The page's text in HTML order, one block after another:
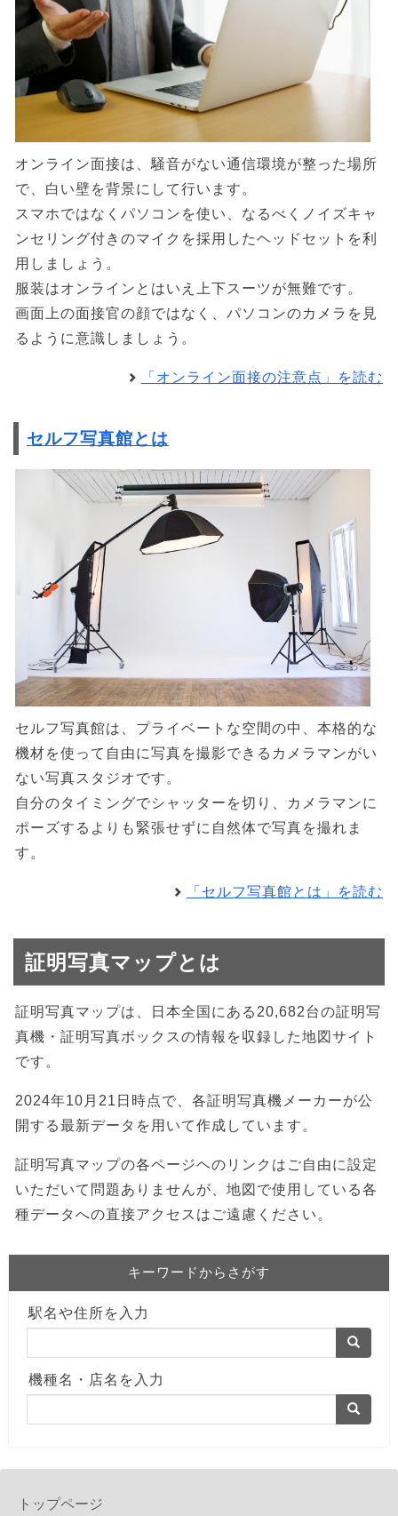
オンライン面接は、騒音がない通信環境が整った場所
で、白い壁を背景にして行います。
スマホではなくパソコンを使い、なるべくノイズキャ
ンセリング付きのマイクを採用したヘッドセットを利
用しましょう。
服装はオンラインとはいえ上下スーツが無難です。
画面上の面接官の顔ではなく、パソコンのカメラを見
るように意識しましょう。
「オンライン面接の注意点」を読む
セルフ写真館とは
セルフ写真館は、プライベートな空間の中、本格的な
機材を使って自由に写真を撮影できるカメラマンがい
ない写真スタジオです。
自分のタイミングでシャッターを切り、カメラマンに
ポーズするよりも緊張せずに自然体で写真を撮れま
す。
「セルフ写真館とは」を読む
証明写真マップとは
証明写真マップは、日本全国にある20,682台の証明写
真機・証明写真ボックスの情報を収録した地図サイト
です。
2024年10月21日時点で、各証明写真機メーカーが公
開する最新データを用いて作成しています。
証明写真マップの各ページヘのリンクはご自由に設定
いただいて問題ありませんが、地図で使用している各
種データへの直接アクセスはご遠慮ください。
キーワードからさがす
駅名や住所を入力
機種名・店名を入力
トップページ